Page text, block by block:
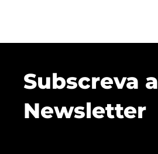
Subscreva a
Newsletter